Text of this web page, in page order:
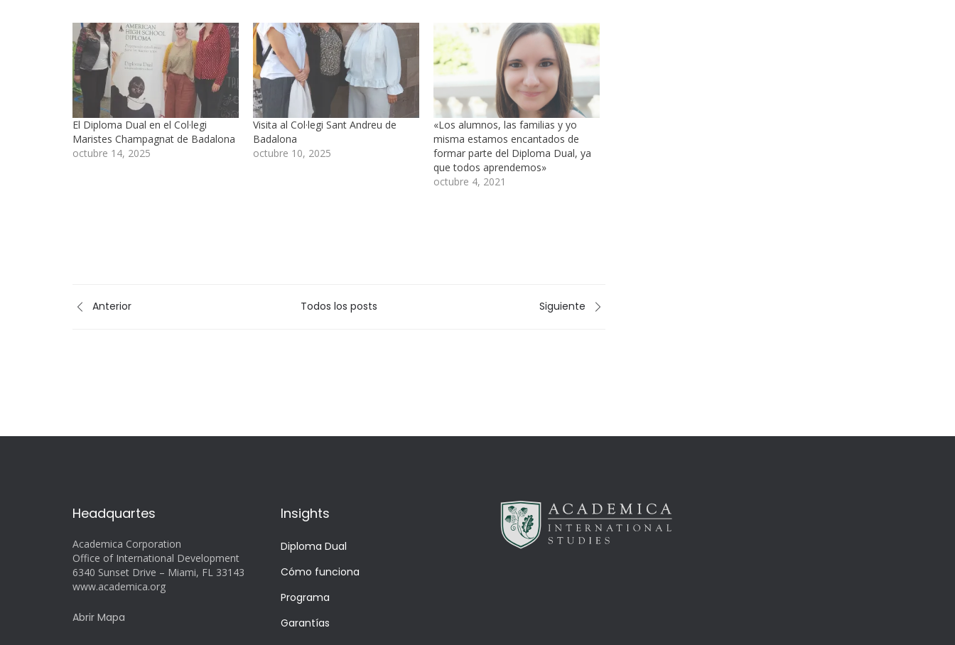
El Diploma Dual en el Col·legi
Maristes Champagnat de Badalona
octubre 14, 2025
Visita al Col·legi Sant Andreu de
Badalona
octubre 10, 2025
«Los alumnos, las familias y yo
misma estamos encantados de
formar parte del Diploma Dual, ya
que todos aprendemos»
octubre 4, 2021
Anterior Todos los posts Siguiente
Headquartes
Academica Corporation
Office of International Development
6340 Sunset Drive – Miami, FL 33143
www.academica.org
Abrir Mapa
Insights
Diploma Dual
Cómo funciona
Programa
Garantías